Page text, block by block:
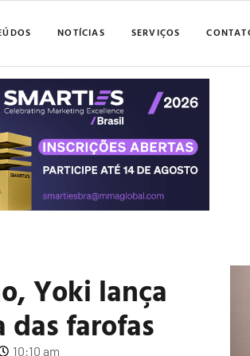
NOTÍCIAS SERVIÇOS
Yoki lança
das farofas
10:10 am